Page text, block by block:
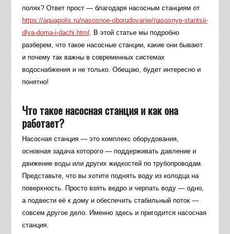
полях? Ответ прост — благодаря насосным станциям от
https://aquapolis.ru/nasosnoe-oborudovanie/nasosnye-stantsii-
dlya-doma-i-dachi.html
. В этой статье мы подробно
разберем, что такое насосные станции, какие они бывают
и почему так важны в современных системах
водоснабжения и не только. Обещаю, будет интересно и
понятно!
Что такое насосная станция и как она
работает?
Насосная станция — это комплекс оборудования,
основная задача которого — поддерживать давление и
движение воды или других жидкостей по трубопроводам.
Представьте, что вы хотите поднять воду из колодца на
поверхность. Просто взять ведро и черпать воду — одно,
а подвести её к дому и обеспечить стабильный поток —
совсем другое дело. Именно здесь и пригодится насосная
станция.